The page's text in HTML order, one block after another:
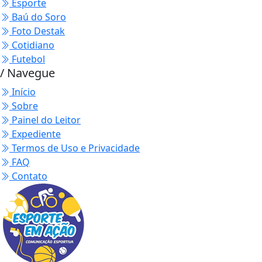
Esporte
Baú do Soro
Foto Destak
Cotidiano
Futebol
/ Navegue
Início
Sobre
Painel do Leitor
Expediente
Termos de Uso e Privacidade
FAQ
Contato